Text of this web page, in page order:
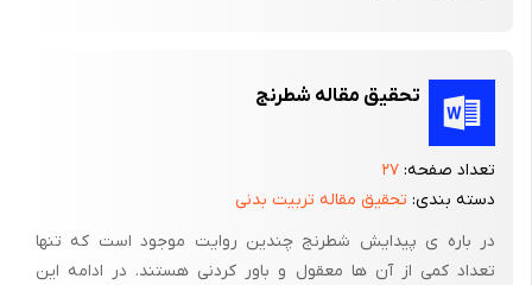
هستند از دردپشت شاکی می باشند.
ابتدا صندلی راحتی انتخاب کنید که رویه مناسب ولی نه چندان سفتی
چنانچه در اداره یا محل کار، از صندلی استفاده می کنید، صندلی با
تحقیق مقاله شطرنج
تعداد صفحه: ۲۷
دسته بندی: تحقیق مقاله تربیت بدنی
در باره ی پیدایش شطرنج چندین روایت موجود است که تنها
تعداد کمی از آن ها معقول و باور کردنی هستند. در ادامه این